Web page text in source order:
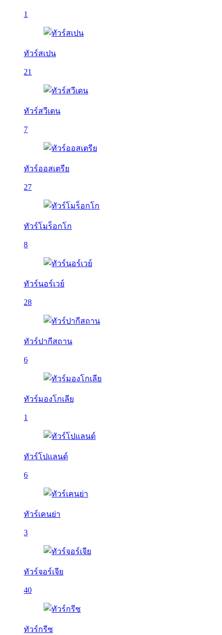
1
ทัวร์สเปน
21
ทัวร์สวีเดน
7
ทัวร์ออสเตรีย
27
ทัวร์โมร็อกโก
8
ทัวร์นอร์เวย์
28
ทัวร์ปากีสถาน
6
ทัวร์มองโกเลีย
1
ทัวร์โปแลนด์
6
ทัวร์เคนย่า
3
ทัวร์จอร์เจีย
40
ทัวร์กรีซ